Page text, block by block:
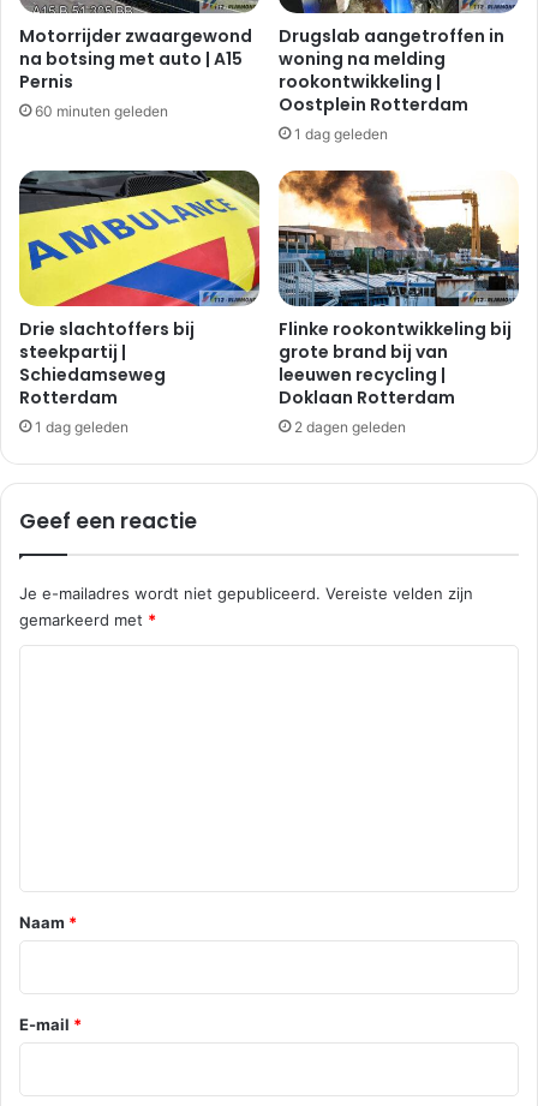
Motorrijder zwaargewond
na botsing met auto | A15
Pernis
60 minuten geleden
Drugslab aangetroffen in
woning na melding
rookontwikkeling |
Oostplein Rotterdam
1 dag geleden
Drie slachtoffers bij
steekpartij |
Schiedamseweg
Rotterdam
1 dag geleden
Flinke rookontwikkeling bij
grote brand bij van
leeuwen recycling |
Doklaan Rotterdam
2 dagen geleden
Geef een reactie
Je e-mailadres wordt niet gepubliceerd. Vereiste velden zijn
gemarkeerd met *
*
Naam *
E-mail *